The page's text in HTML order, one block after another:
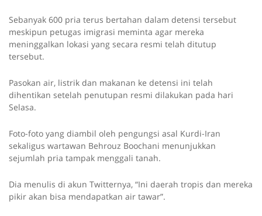
Sebanyak 600 pria terus bertahan dalam detensi tersebut
meskipun petugas imigrasi meminta agar mereka
meninggalkan lokasi yang secara resmi telah ditutup
tersebut.
Pasokan air, listrik dan makanan ke detensi ini telah
dihentikan setelah penutupan resmi dilakukan pada hari
Selasa.
Foto-foto yang diambil oleh pengungsi asal Kurdi-Iran
sekaligus wartawan Behrouz Boochani menunjukkan
sejumlah pria tampak menggali tanah.
Dia menulis di akun Twitternya, “Ini daerah tropis dan mereka
pikir akan bisa mendapatkan air tawar”.